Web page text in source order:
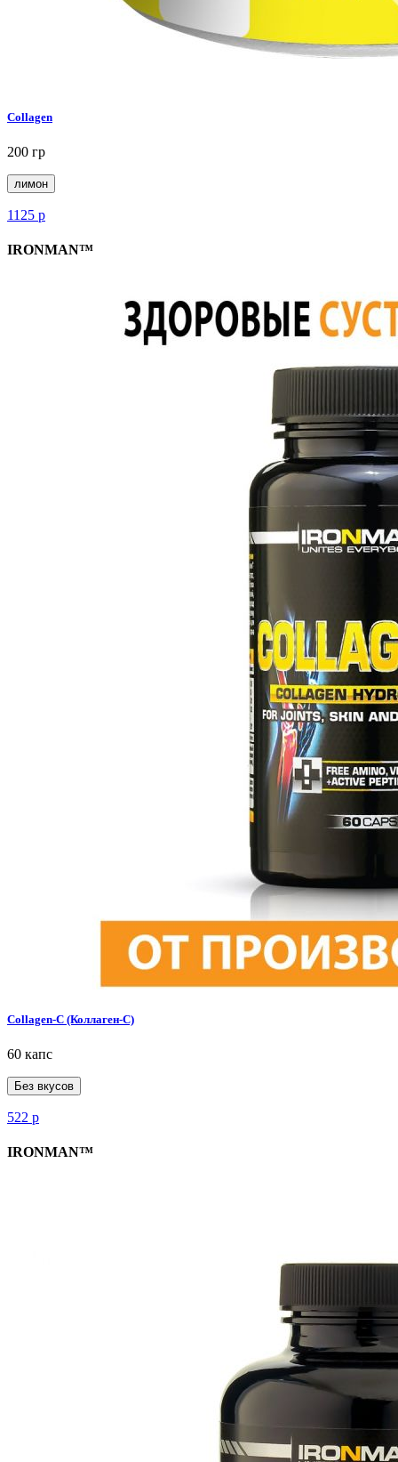
Collagen
200 гр
лимон
1125 р
IRONMAN™
Collagen-C (Коллаген-С)
60 капс
Без вкусов
522 р
IRONMAN™